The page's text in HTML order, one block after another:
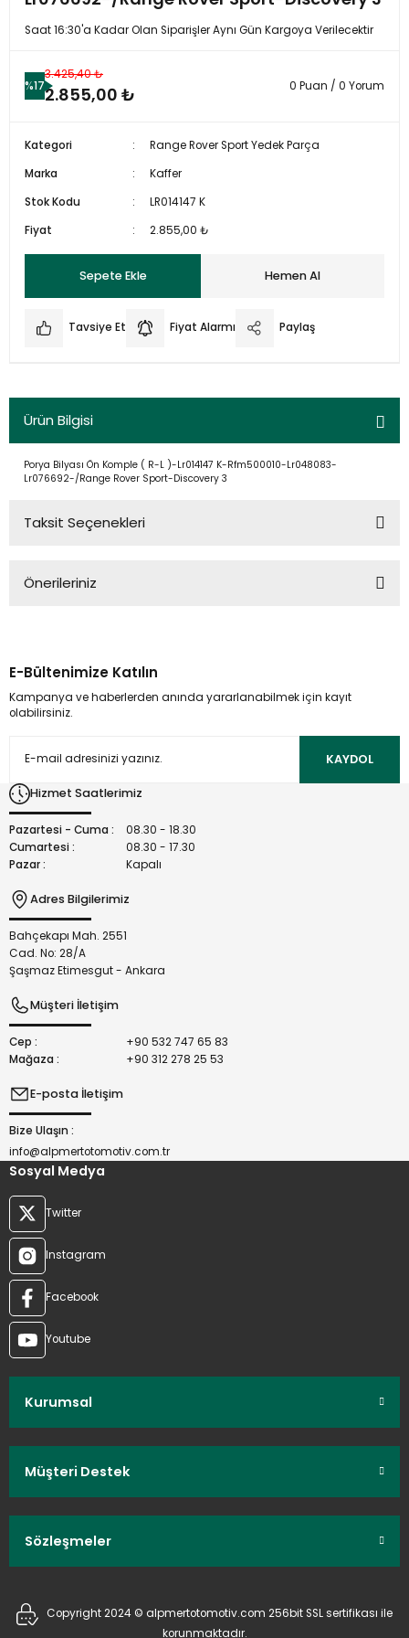
Saat 16:30'a Kadar Olan Siparişler Aynı Gün Kargoya Verilecektir
%17
3.425,40 ₺
2.855,00 ₺ 0 Puan / 0 Yorum
Kategori
Range Rover Sport Yedek Parça
Marka
Kaffer
Stok Kodu
LR014147 K
Fiyat
2.855,00 ₺
Sepete Ekle Hemen Al
Tavsiye Et Fiyat Alarmı Paylaş
Ürün Bilgisi
Porya Bilyası Ön Komple ( R-L )-Lr014147 K-Rfm500010-Lr048083-
Lr076692-/Range Rover Sport-Discovery 3
Taksit Seçenekleri
Önerileriniz
kullanarak tarafımıza iletebilirsiniz.
Görüş ve önerileriniz için teşekkür ederiz.
Ürün açıklamasında eksik bilgiler bulunuyor.
Bu ürüne benzer farklı alternatifler olmalı.
E-Bültenimize Katılın
Kampanya ve haberlerden anında yararlanabilmek için kayıt
olabilirsiniz.
KAYDOL
Hizmet Saatlerimiz
Pazartesi - Cuma :
08.30 - 18.30
Cumartesi :
08.30 - 17.30
Pazar :
Kapalı
Adres Bilgilerimiz
Bahçekapı Mah. 2551
Cad. No: 28/A
Şaşmaz Etimesgut - Ankara
Müşteri İletişim
Cep :
+90 532 747 65 83
Mağaza :
+90 312 278 25 53
E-posta İletişim
Bize Ulaşın :
info@alpmertotomotiv.com.tr
Sosyal Medya
Twitter
Instagram
Facebook
Youtube
Kurumsal
Müşteri Destek
Sözleşmeler
Copyright 2024 © alpmertotomotiv.com 256bit SSL sertifikası ile
korunmaktadır.